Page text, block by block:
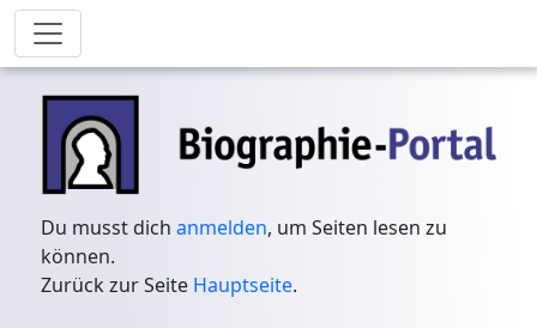
Du musst dichanmelden, um Seiten lesen zu
können.
Zurück zur Seite Hauptseite.